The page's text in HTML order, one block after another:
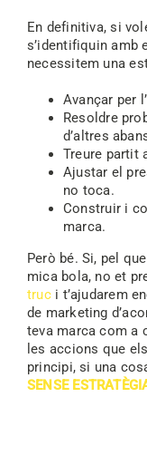
En definitiva, si
s’identifiquin amb
necessitem una
Avançar per
Resoldre
d’altres
Treure partit
Ajustar el
no toca.
Construir i
marca.
Però bé. Si, pel
mica bola, no et
truci t’ajudarem
de marketing
teva marca com a
les accions que
principi, si una
SENSE